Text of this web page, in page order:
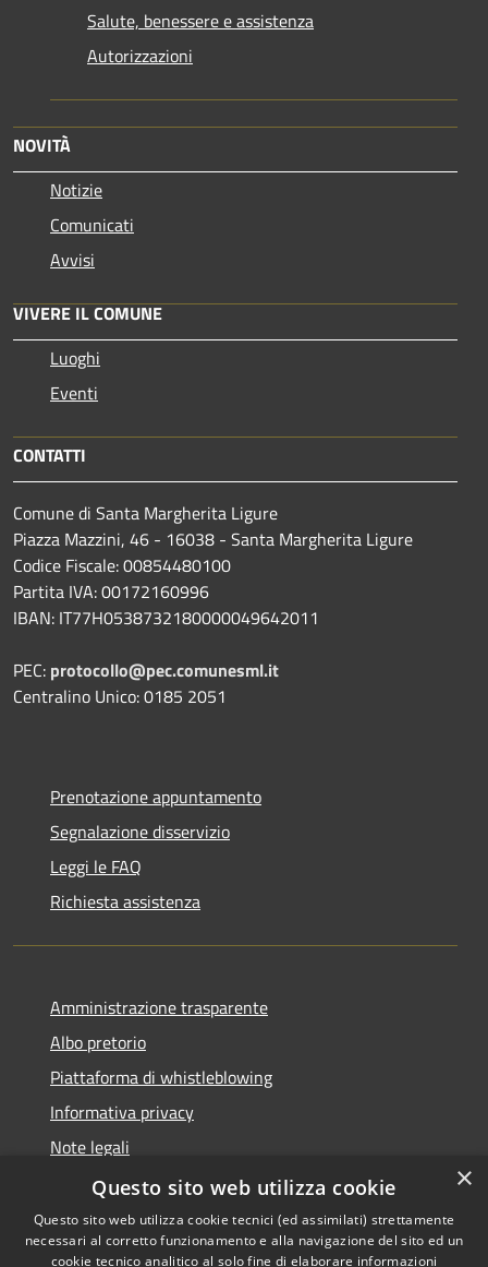
Salute, benessere e assistenza
Autorizzazioni
NOVITÀ
Notizie
Comunicati
Avvisi
VIVERE IL COMUNE
Luoghi
Eventi
CONTATTI
Comune di Santa Margherita Ligure
Piazza Mazzini, 46 - 16038 - Santa Margherita Ligure
Codice Fiscale: 00854480100
Partita IVA: 00172160996
IBAN: IT77H0538732180000049642011
PEC: protocollo@pec.comunesml.it
Centralino Unico: 0185 2051
Prenotazione appuntamento
Segnalazione disservizio
Leggi le FAQ
Richiesta assistenza
Amministrazione trasparente
Albo pretorio
Piattaforma di whistleblowing
Informativa privacy
Note legali
Dichiarazione di accessibilità
×
Questo sito web utilizza cookie
Questo sito web utilizza cookie tecnici (ed assimilati) strettamente
necessari al corretto funzionamento e alla navigazione del sito ed un
cookie tecnico analitico al solo fine di elaborare informazioni